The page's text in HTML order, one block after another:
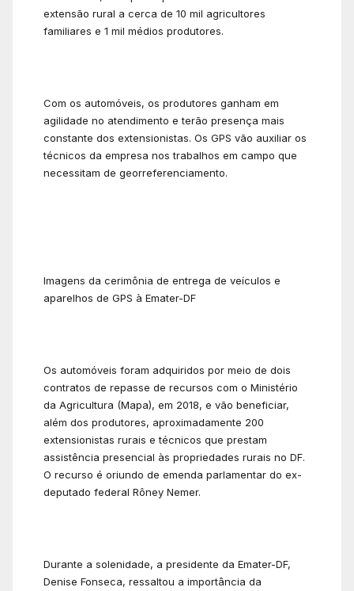
extensão rural a cerca de 10 mil agricultores
familiares e 1 mil médios produtores.
Com os automóveis, os produtores ganham em
agilidade no atendimento e terão presença mais
constante dos extensionistas. Os GPS vão auxiliar os
técnicos da empresa nos trabalhos em campo que
necessitam de georreferenciamento.
Imagens da cerimônia de entrega de veículos e
aparelhos de GPS à Emater-DF
Os automóveis foram adquiridos por meio de dois
contratos de repasse de recursos com o Ministério
da Agricultura (Mapa), em 2018, e vão beneficiar,
além dos produtores, aproximadamente 200
extensionistas rurais e técnicos que prestam
assistência presencial às propriedades rurais no DF.
O recurso é oriundo de emenda parlamentar do ex-
deputado federal Rôney Nemer.
Durante a solenidade, a presidente da Emater-DF,
Denise Fonseca, ressaltou a importância da